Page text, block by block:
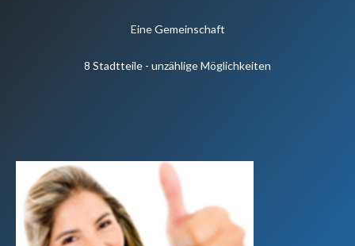
Eine Gemeinschaft
8 Stadtteile - unzählige Möglichkeiten